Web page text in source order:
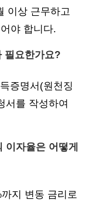
이상 근무하고
야 합니다.
필요한가요?
증명서(원천징
서를 작성하여
자율은 어떻게
지 변동 금리로